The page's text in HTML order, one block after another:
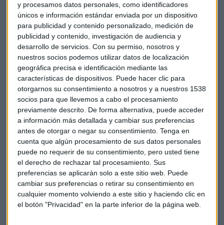
y procesamos datos personales, como identificadores
únicos e información estándar enviada por un dispositivo
para publicidad y contenido personalizado, medición de
publicidad y contenido, investigación de audiencia y
desarrollo de servicios. Con su permiso, nosotros y
nuestros socios podemos utilizar datos de localización
geográfica precisa e identificación mediante las
características de dispositivos. Puede hacer clic para
otorgarnos su consentimiento a nosotros y a nuestros 1538
socios para que llevemos a cabo el procesamiento
previamente descrito. De forma alternativa, puede acceder
a información más detallada y cambiar sus preferencias
antes de otorgar o negar su consentimiento. Tenga en
cuenta que algún procesamiento de sus datos personales
puede no requerir de su consentimiento, pero usted tiene
el derecho de rechazar tal procesamiento. Sus
preferencias se aplicarán solo a este sitio web. Puede
cambiar sus preferencias o retirar su consentimiento en
cualquier momento volviendo a este sitio y haciendo clic en
el botón "Privacidad" en la parte inferior de la página web.
Los bancos españoles: rendimientos
superiores al oro y la plata
Un dato revelador es el rendimiento comparativo entre
valores bancarios y metales preciosos. Banco Sabadell ha
experimentado una revalorización del 1.701% desde
octubre de 2020, mientras que la plata ha subido un 801% y
el oro un 371% en periodos similares.
"Sabadell ha vuelto a marcar un máximo de todos los
tiempos", señala Ortega, destacando cómo estos
rendimientos extraordinarios pasan desapercibidos frente a
la atención mediática que reciben los metales preciosos.
Divergencias preocupantes en Europa y
Estados Unidos
El análisis técnico del DAX muestra una situación a vigilar.